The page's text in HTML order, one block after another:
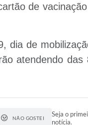
de
dia de
atendendo das
NÃO GOSTEI
Seja o
notícia.